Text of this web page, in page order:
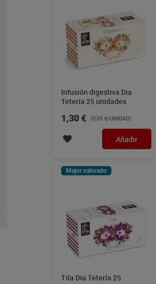
Infusión digestiva Dia
Tetería 25 unidades
1,30 € (0,05 €/UNIDAD)
Añadir
Mejor valorado
Tila Dia Tetería 25